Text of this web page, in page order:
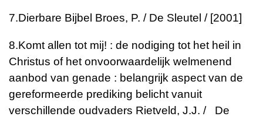
7.Dierbare Bijbel Broes, P. / De Sleutel / [2001]
8.Komt allen tot mij! : de nodiging tot het heil in
Christus of het onvoorwaardelijk welmenend
aanbod van genade : belangrijk aspect van de
gereformeerde prediking belicht vanuit
verschillende oudvaders Rietveld, J.J. / De